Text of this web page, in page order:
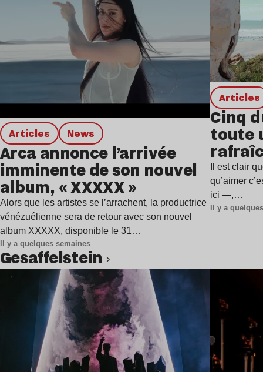
Articles news
Arca annonce l’arrivée
imminente de son nouvel
album, « XXXXX »
Alors que les artistes se l’arrachent, la productrice
vénézuélienne sera de retour avec son nouvel
album XXXXX, disponible le 31…
Il y a quelques semaines
Articles
Cinq
toute
Il est clair
qu’aimer
ici —,…
Il y a
Gesaffelstein
Lire l’article